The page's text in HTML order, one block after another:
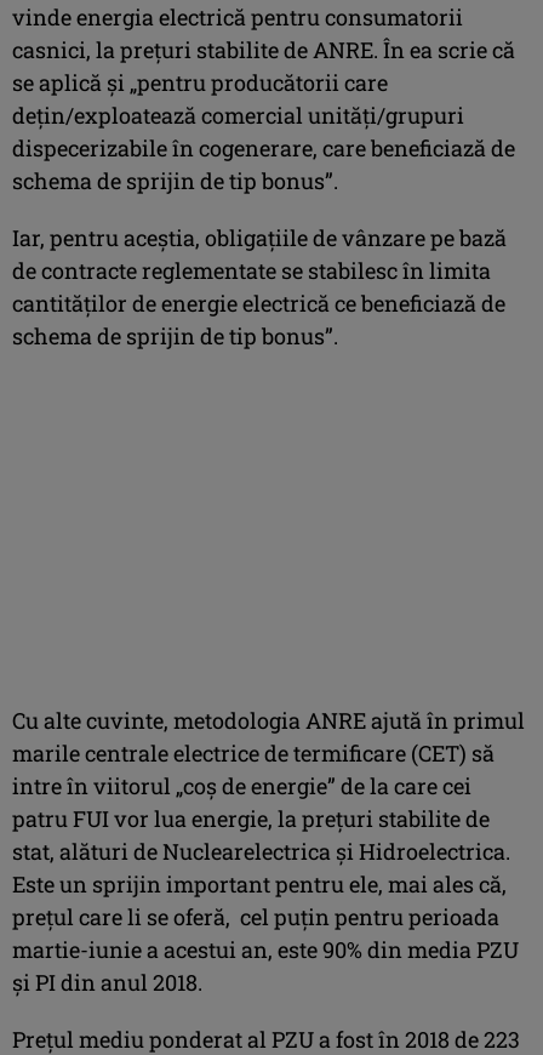
vinde energia electrică pentru consumatorii
casnici, la preţuri stabilite de ANRE. În ea scrie că
se aplică şi „pentru producătorii care
dețin/exploatează comercial unități/grupuri
dispecerizabile în cogenerare, care beneficiază de
schema de sprijin de tip bonus”.
Iar, pentru aceştia, obligațiile de vânzare pe bază
de contracte reglementate se stabilesc în limita
cantităților de energie electrică ce beneficiază de
schema de sprijin de tip bonus”.
Cu alte cuvinte, metodologia ANRE ajută în primul
marile centrale electrice de termificare (CET) să
intre în viitorul „coş de energie” de la care cei
patru FUI vor lua energie, la preţuri stabilite de
stat, alături de Nuclearelectrica şi Hidroelectrica.
Este un sprijin important pentru ele, mai ales că,
preţul care li se oferă, cel puţin pentru perioada
martie-iunie a acestui an, este 90% din media PZU
şi PI din anul 2018.
Preţul mediu ponderat al PZU a fost în 2018 de 223